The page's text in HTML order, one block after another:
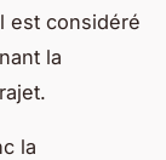
est considéré
la
la